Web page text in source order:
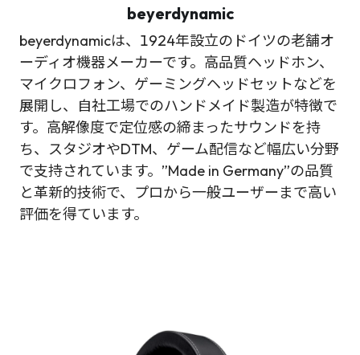
beyerdynamic
beyerdynamicは、1924年設立のドイツの老舗オ
ーディオ機器メーカーです。高品質ヘッドホン、
マイクロフォン、ゲーミングヘッドセットなどを
展開し、自社工場でのハンドメイド製造が特徴で
す。高解像度で定位感の締まったサウンドを持
ち、スタジオやDTM、ゲーム配信など幅広い分野
で支持されています。”Made in Germany”の品質
と革新的技術で、プロから一般ユーザーまで高い
評価を得ています。